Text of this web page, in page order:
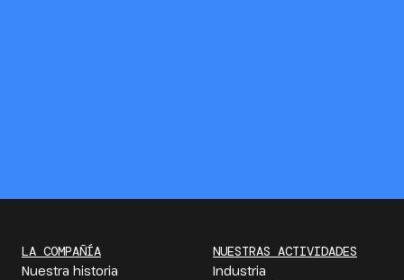
LA COMPAÑÍA
Nuestra historia
NUESTRAS ACTIVIDADES
Industria